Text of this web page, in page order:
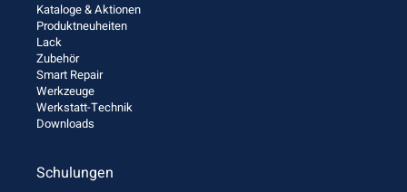
Kataloge & Aktionen
Produktneuheiten
Lack
Zubehör
Smart Repair
Werkzeuge
Werkstatt-Technik
Downloads
Schulungen